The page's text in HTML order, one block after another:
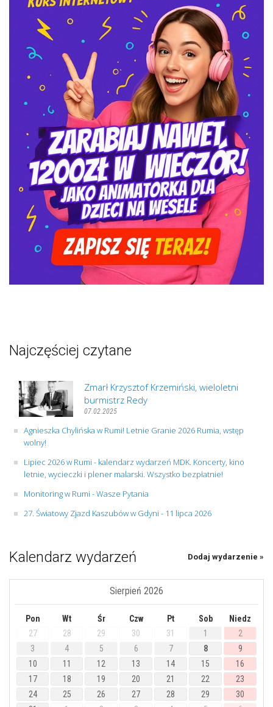
Najczęściej czytane
Zmarł Krzysztof Krzemiński, wieloletni
burmistrz Redy
07.02.2025
Agnieszka Chylińska w Rumi! Letnie Granie 2026 Rumia, wstęp
wolny!
Lipiec 2026 w Rumi - kalendarz wydarzeń MDK. Koncerty, kino
letnie, wycieczki i plener malarski. Wszystko bezpłatnie!
Monitoring w Rumi - Wasze Pytania
27. Światowy Zjazd Kaszubów w Gdyni - 11 lipca 2026
Kalendarz wydarzeń Dodaj wydarzenie »
Sierpień 2026
Pon Wt Śr Czw Pt Sob
Niedz
27
28 29 30 31 1
2
3
4 5 6 7 8
9
10
11 12 13 14 15
16
17
18 19 20 21 22
23
24
25 26 27 28 29
30